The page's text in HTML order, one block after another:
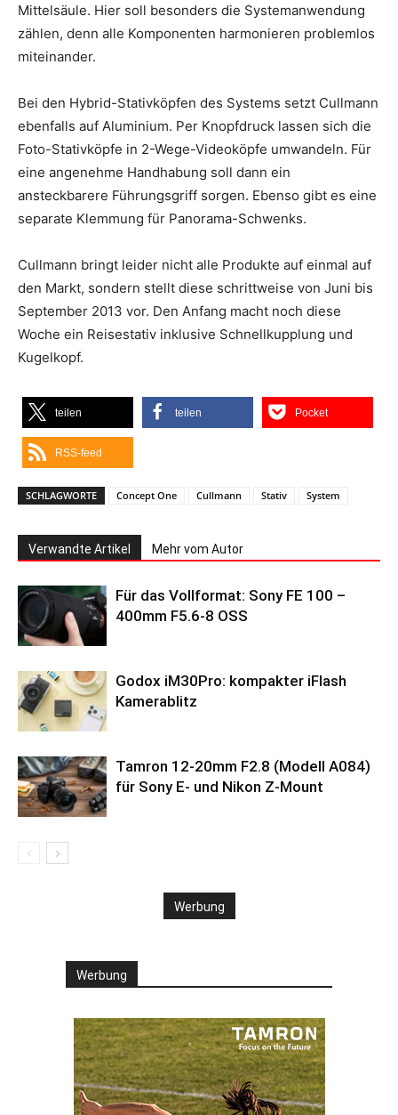
Mittelsäule. Hier soll besonders die Systemanwendung
zählen, denn alle Komponenten harmonieren problemlos
miteinander.
Bei den Hybrid-Stativköpfen des Systems setzt Cullmann
ebenfalls auf Aluminium. Per Knopfdruck lassen sich die
Foto-Stativköpfe in 2-Wege-Videoköpfe umwandeln. Für
eine angenehme Handhabung soll dann ein
ansteckbarere Führungsgriff sorgen. Ebenso gibt es eine
separate Klemmung für Panorama-Schwenks.
Cullmann bringt leider nicht alle Produkte auf einmal auf
den Markt, sondern stellt diese schrittweise von Juni bis
September 2013 vor. Den Anfang macht noch diese
Woche ein Reisestativ inklusive Schnellkupplung und
Kugelkopf.
teilen teilen Pocket
RSS-feed
SCHLAGWORTE Concept One Cullmann Stativ System
Verwandte Artikel Mehr vom Autor
Für das Vollformat: Sony FE 100 –
400mm F5.6-8 OSS
Godox iM30Pro: kompakter iFlash
Kamerablitz
Tamron 12-20mm F2.8 (Modell A084)
für Sony E- und Nikon Z-Mount
Werbung
Werbung